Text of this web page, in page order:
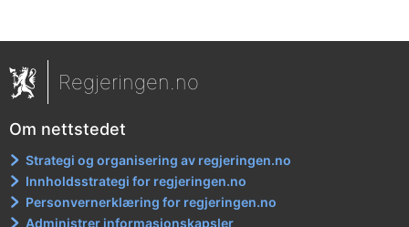
Regjeringen.no
Om nettstedet
Strategi og organisering av regjeringen.no
Innholdsstrategi for regjeringen.no
Personvernerklæring for regjeringen.no
Administrer informasjonskapsler